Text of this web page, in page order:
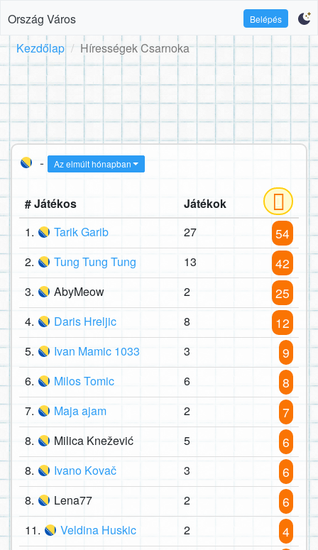
Ország Város Belépés
Kezdőlap Hírességek Csarnoka
- Az elmúlt hónapban
# Játékos
Játékok
1.
Tarik Garib 27 54
2. Tung Tung Tung 13 42
3. AbyMeow 2 25
4. Daris Hreljic 8 12
5. Ivan Mamic 1033 3 9
6. Milos Tomic 6 8
7. Maja ajam 2 7
8. Milica Knežević 5 6
8. Ivano Kovač 3 6
8. Lena77 2 6
11. Veldina Huskic 2 4